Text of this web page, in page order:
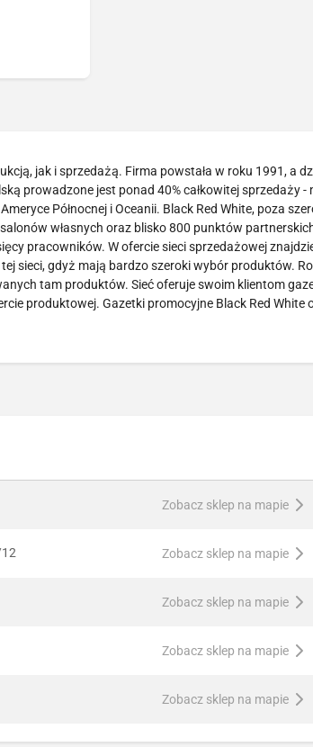
jak i sprzedażą. Firma powstała w roku 1991, a
prowadzone jest ponad 40% całkowitej sprzedaży -
Północnej i Oceanii. Black Red White, poza
własnych oraz blisko 800 punktów
pracowników. W ofercie sieci sprzedażowej
sieci, gdyż mają bardzo szeroki wybór produktów.
tam produktów. Sieć oferuje swoim klientom
produktowej. Gazetki promocyjne Black Red White
Zobacz sklep na mapie
Zobacz sklep na mapie
Zobacz sklep na mapie
Zobacz sklep na mapie
Zobacz sklep na mapie